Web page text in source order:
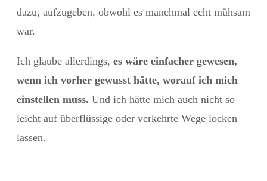
dazu, aufzugeben, obwohl es manchmal echt mühsam
war.
Ich glaube allerdings, es wäre einfacher gewesen,
wenn ich vorher gewusst hätte, worauf ich mich
einstellen muss. Und ich hätte mich auch nicht so
leicht auf überflüssige oder verkehrte Wege locken
lassen.